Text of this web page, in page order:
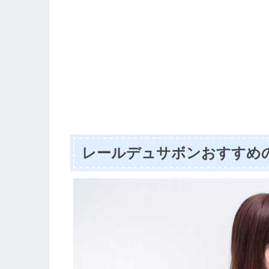
レールデュサボンおすすめ